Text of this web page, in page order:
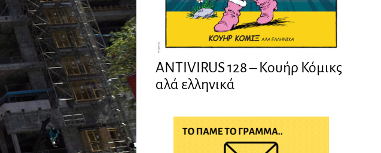
ANTIVIRUS 128 – Kουήρ Κόμικς
αλά ελληνικά